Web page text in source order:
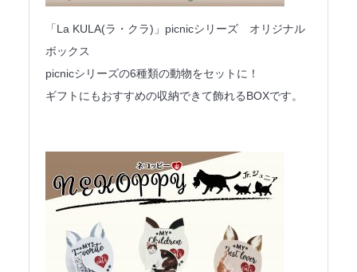
「La KULA(ラ・クラ)」picnicシリーズ オリジナル
ボックス
picnicシリーズの6種類の動物をセットに！
ギフトにもおすすめの収納できて飾れるBOXです。